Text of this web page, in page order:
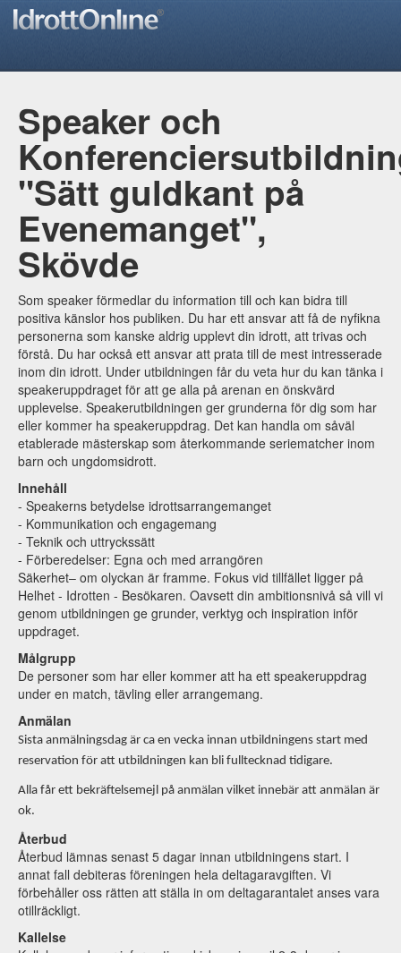
Speaker och
"Sätt guldkant på
Evenemanget",
Skövde
Som speaker förmedlar du information till och kan bidra till
positiva känslor hos publiken. Du har ett ansvar att få de nyfikna
personerna som kanske aldrig upplevt din idrott, att trivas och
förstå. Du har också ett ansvar att prata till de mest intresserade
inom din idrott. Under utbildningen får du veta hur du kan tänka i
speakeruppdraget för att ge alla på arenan en önskvärd
upplevelse. Speakerutbildningen ger grunderna för dig som har
eller kommer ha speakeruppdrag. Det kan handla om såväl
etablerade mästerskap som återkommande seriematcher inom
barn och ungdomsidrott.
Innehåll
- Speakerns betydelse idrottsarrangemanget
- Kommunikation och engagemang
- Teknik och uttryckssätt
- Förberedelser: Egna och med arrangören
Säkerhet– om olyckan är framme. Fokus vid tillfället ligger på
Helhet - Idrotten - Besökaren. Oavsett din ambitionsnivå så vill vi
genom utbildningen ge grunder, verktyg och inspiration inför
uppdraget.
Målgrupp
De personer som har eller kommer att ha ett speakeruppdrag
under en match, tävling eller arrangemang.
Anmälan
Sista anmälningsdag är ca en vecka innan utbildningens start med
reservation för att utbildningen kan bli fulltecknad tidigare.
Alla får ett bekräftelsemejl på anmälan vilket innebär att anmälan är
ok.
Återbud
Återbud lämnas senast 5 dagar innan utbildningens start. I
annat fall debiteras föreningen hela deltagaravgiften. Vi
förbehåller oss rätten att ställa in om deltagarantalet anses vara
otillräckligt.
Kallelse